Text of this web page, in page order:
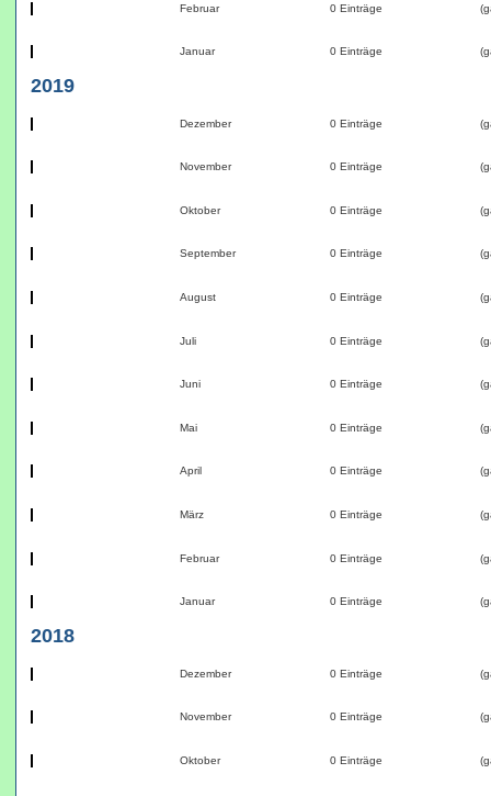
Februar 0 Einträge
Januar 0 Einträge
2019
Dezember 0 Einträge
November 0 Einträge
Oktober 0 Einträge
September 0 Einträge
August 0 Einträge
Juli 0 Einträge
Juni 0 Einträge
Mai 0 Einträge
April 0 Einträge
März 0 Einträge
Februar 0 Einträge
Januar 0 Einträge
2018
Dezember 0 Einträge
November 0 Einträge
Oktober 0 Einträge